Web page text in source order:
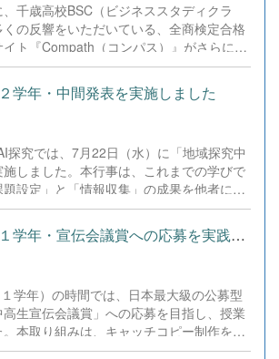
でいっぱいです。 教養科生、どんどん外へ
の温かい心と行動力を磨き、世界を笑顔に
材へ成長していく皆さんを応援していま
千歳高校BSC（ビジネススタディクラ
の反響をいただいている、全商検定合格
ト『Compath（コンパス）』がさらにバ
いたしました。 今回もユーザーの皆様か
ケートのご意見をもとに、BSC部員のプ
ムがデバッグ（不具合修正）から新機能
ました。今回のアップデートでは、ビジ
スコミュニケーションなど各ジャンルに及
プログラムを一挙にリリースしました。
定問題数の大幅増加をはじめ、英語翻訳
ント拡大など視認性の改善、SEO対策
によるサイト動作の快適化を実施しまし
全てのプログラムで更新しました）。今後
と発想力でより学びやすいサイトへと進
コンパス）』をご活用ください。 全商検定
サイト「Compath（コンパス）」 ■ 生徒
力いただいた学校（11校）北海道滝川西
学年・中間発表を実施しました
探究では、7月22日（水）に「地域探究中
しました。本行事は、これまでの学びで
設定」と「情報収集」の成果を他者にプ
し、質疑応答やフィードバックを通じて
足している情報を自覚し、夏季休業以降
セスを加速させることを目的としていま
貢献や観光プロモーション、商品開発、
って司会やタイムキーパーなどの進行を担
では発表と質疑応答、生徒同士の意見交
、互いの探究に真剣に耳を傾ける姿が見
、各会場には企業代表や起業家、地域活
【MIRAI探究】１学年・宣伝会議賞への応募を実践しました
学年）の時間では、日本最大級の公募型
生宣伝会議賞」への応募を目指し、授業
本取り組みは、キャッチコピー制作を通
い時代に必要な「問いを立て、考え、伝